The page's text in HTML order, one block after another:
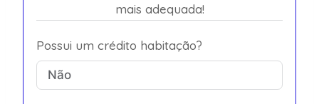
mais adequada!
Possui um crédito habitação?